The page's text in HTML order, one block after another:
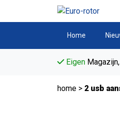
Home
Eigen
home > 2 usb